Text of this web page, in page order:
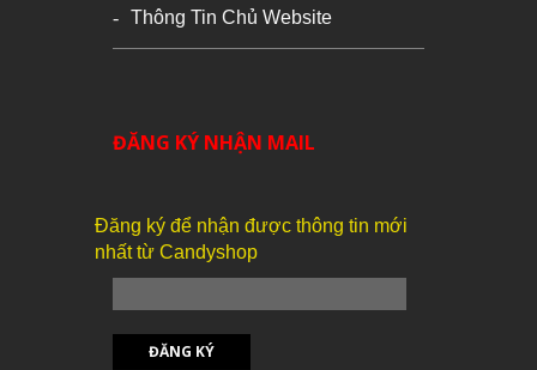
Thông Tin Chủ Website
ĐĂNG KÝ NHẬN MAIL
Đăng ký để nhận được thông tin mới
nhất từ Candyshop
ĐĂNG KÝ